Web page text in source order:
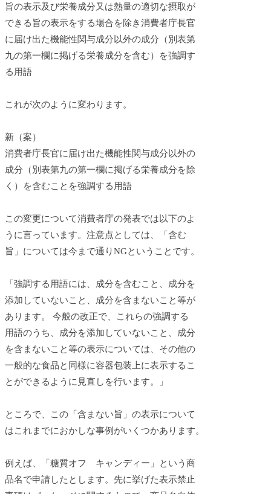
旨の表示及び栄養成分又は熱量の適切な摂取が
できる旨の表示をする場合を除き消費者庁長官
に届け出た機能性関与成分以外の成分（別表第
九の第一欄に掲げる栄養成分を含む）を強調す
る用語
これが次のように変わります。
新（案）
消費者庁長官に届け出た機能性関与成分以外の
成分（別表第九の第一欄に掲げる栄養成分を除
く）を含むことを強調する用語
この変更について消費者庁の発表では以下のよ
うに言っています。注意点としては、「含む
旨」については今まで通りNGということです。
「強調する用語には、成分を含むこと、成分を
添加していないこと、成分を含まないこと等が
あります。 今般の改正で、これらの強調する
用語のうち、成分を添加していないこと、成分
を含まないこと等の表示については、その他の
一般的な食品と同様に容器包装上に表示するこ
とができるように見直しを行います。」
ところで、この「含まない旨」の表示について
はこれまでにおかしな事例がいくつかあります。
例えば、「糖質オフ キャンディー」という商
品名で申請したとします。先に挙げた表示禁止